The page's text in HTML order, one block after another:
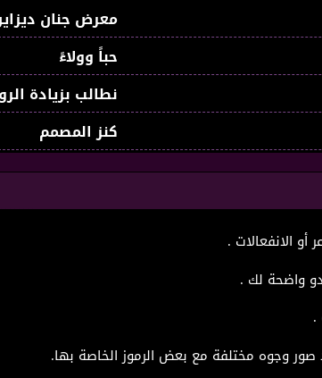
معرض جنان
حباً وولاءً
نطالب بزيادة
كنز المصمم
الانفعالات .
واضحة لك .
.
وجوه مختلفة مع بعض الرموز الخاصة بها.